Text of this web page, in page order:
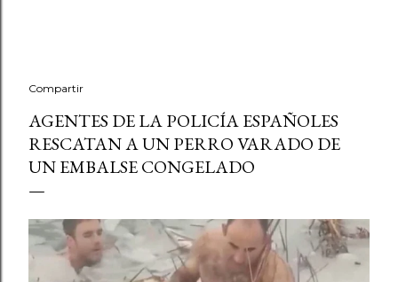
Compartir
AGENTES DE LA POLICÍA ESPAÑOLES
RESCATAN A UN PERRO VARADO DE
UN EMBALSE CONGELADO